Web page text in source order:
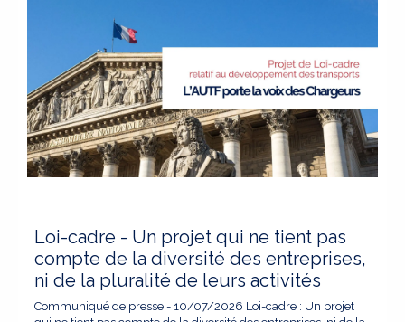
Loi-cadre - Un projet qui ne tient pas
compte de la diversité des entreprises,
ni de la pluralité de leurs activités
Communiqué de presse - 10/07/2026 Loi-cadre : Un projet